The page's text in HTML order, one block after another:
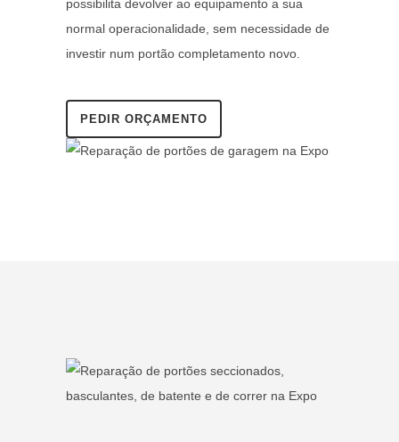
possibilita devolver ao equipamento a sua
normal operacionalidade, sem necessidade de
investir num portão completamento novo.
PEDIR ORÇAMENTO